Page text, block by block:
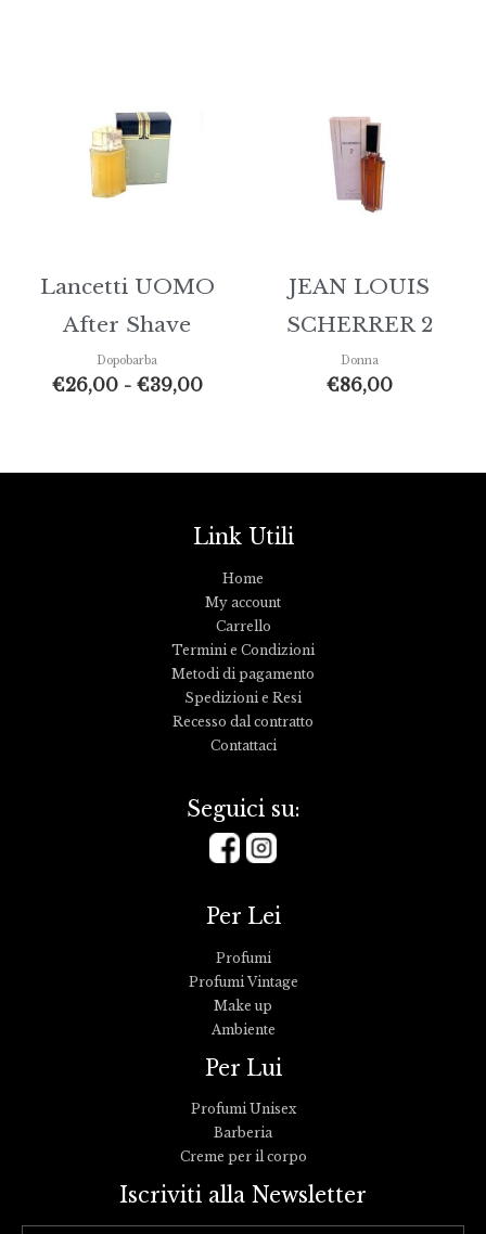
Lancetti UOMO
After Shave
Dopobarba
€26,00 - €39,00
JEAN LOUIS
SCHERRER 2
Donna
€86,00
Link Utili
Home
My account
Carrello
Termini e Condizioni
Metodi di pagamento
Spedizioni e Resi
Recesso dal contratto
Contattaci
Seguici su:
Per Lei
Profumi
Profumi Vintage
Make up
Ambiente
Per Lui
Profumi Unisex
Barberia
Creme per il corpo
Iscriviti alla Newsletter